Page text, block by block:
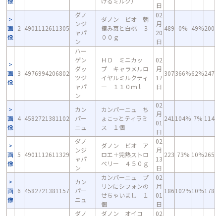
日
画
像
2 4901112611305
ダノ
ンジ
ャパ
ン
ダノン ビオ 朝
摘み苺と白桃 ３
００ｇ
02
月
20
日
489 0% 49%200
画
像
3 4976994206802
ハー
ゲン
ダッ
ツジ
ャパ
ン
ＨＤ ミニカッ
プ キャラメルロ
イヤルミルクティ
ー １１０ｍｌ
02
月
17
日
307366%62%247
画
像
4 4582721381102
カン
パー
ニュ
カンパーニュ ち
ょこっとティラミ
ス １個
02
月
01
日
241 104% 7% 114
画
像
5 4901112611329
ダノ
ンジ
ャパ
ン
ダノン ビオ ア
ロエ＋完熟ストロ
ベリー ４５０ｇ
02
月
13
日
223 73% 10%265
画
像
6 4582721381157
カン
パー
ニュ
カンパーニュ プ
リンにシフォンの
せちゃいまし １
個
02
月
01
日
186102%10%178
ダノ ダノン オイコ 02